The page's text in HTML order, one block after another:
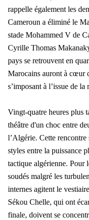
rappelle également les
Cameroun a éliminé le
stade Mohammed V de
Cyrille Thomas
pays se retrouvent en
Marocains auront à cœur
s’imposant à l’issue de la
Vingt-quatre heures plus
théâtre d'un choc entre
l’Algérie. Cette
styles entre la puissance
tactique algérienne. Pour
soudés malgré les
internes agitent le
Sékou Chelle, qui ont
finale, doivent se